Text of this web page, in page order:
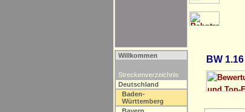
Willkommen
Streckenverzeichnis
Deutschland
Baden-
Württemberg
BW 1.16